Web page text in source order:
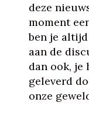
deze
moment
ben je
aan de
dan ook, je
geleverd
onze